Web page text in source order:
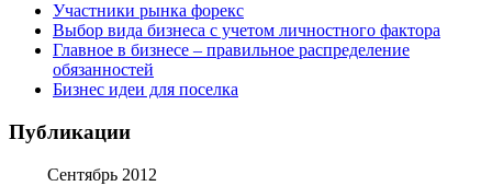
Участники рынка форекс
Выбор вида бизнеса с учетом личностного фактора
Главное в бизнесе – правильное распределение
обязанностей
Бизнес идеи для поселка
Публикации
Сентябрь 2012